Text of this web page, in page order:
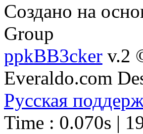
Создано на
Group
ppkBB3cker v.2
Everaldo.com
Русская
Time : 0.070s |